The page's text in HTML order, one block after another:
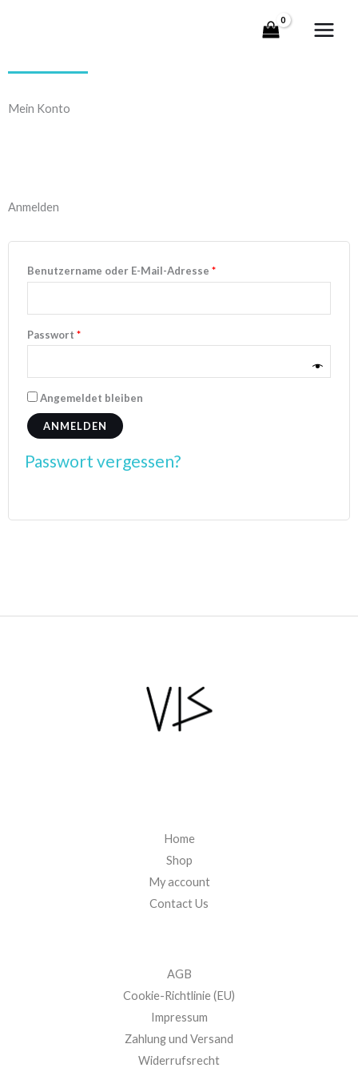
Mein Konto
Anmelden
Benutzername oder E-Mail-Adresse *
Passwort *
Angemeldet bleiben
ANMELDEN
Passwort vergessen?
Home
Shop
My account
Contact Us
AGB
Cookie-Richtlinie (EU)
Impressum
Zahlung und Versand
Widerrufsrecht